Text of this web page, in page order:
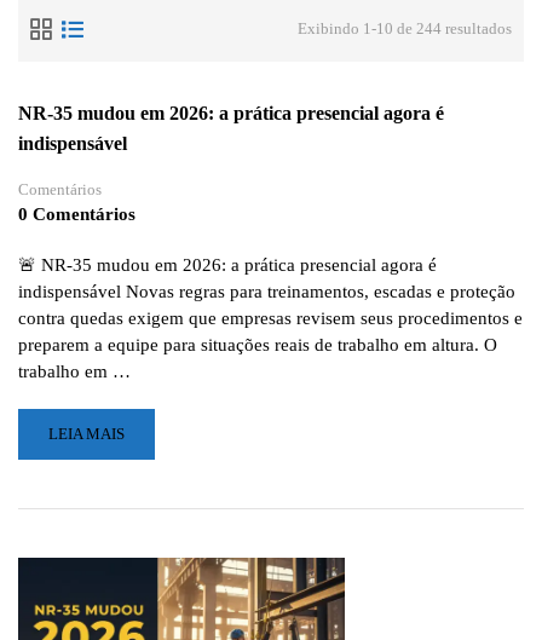
Exibindo 1-10 de 244 resultados
NR-35 mudou em 2026: a prática presencial agora é
indispensável
Comentários
0 Comentários
🚨 NR-35 mudou em 2026: a prática presencial agora é
indispensável Novas regras para treinamentos, escadas e proteção
contra quedas exigem que empresas revisem seus procedimentos e
preparem a equipe para situações reais de trabalho em altura. O
trabalho em …
LEIA
MAIS
NR-
MUDOU
2026:
A
LEIA MAIS